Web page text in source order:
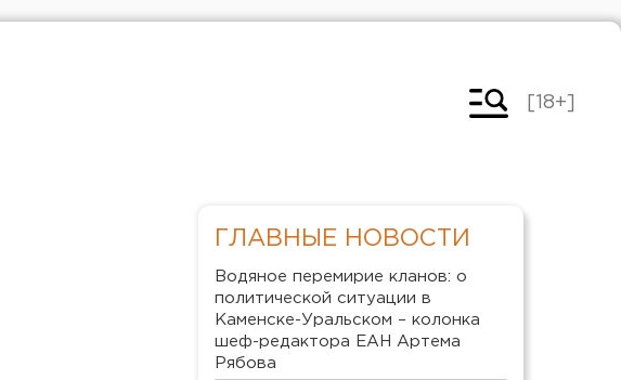
[18+]
ГЛАВНЫЕ НОВОСТИ
Водяное перемирие кланов: о
политической ситуации в
Каменске-Уральском – колонка
шеф-редактора ЕАН Артема
Рябова